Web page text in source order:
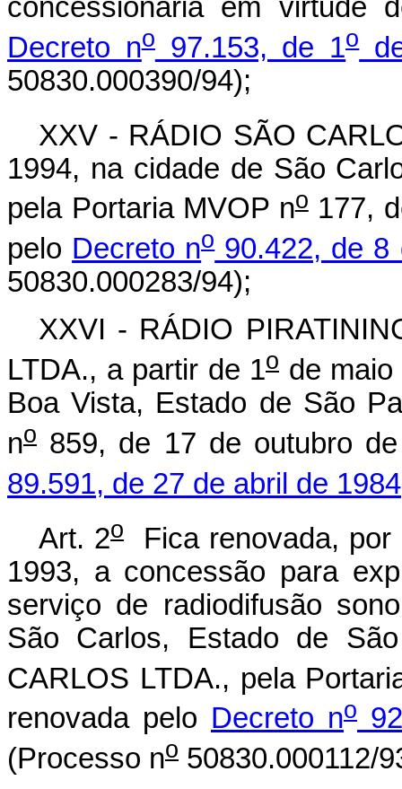
concessionária em virtude
Decreto no97.153, de 1o
50830.000390/94);
XXV - RÁDIO SÃO
1994, na cidade de São
pela Portaria MVOP no177,
pelo Decreto no90.422, de 8
50830.000283/94);
XXVI - RÁDIO
LTDA., a partir de 1o de
Boa Vista, Estado de São
no 859, de 17 de outubro
89.591, de 27 de abril de 1984
Art. 2o
Fica renovada,
1993, a concessão para
serviço de radiodifusão
São Carlos, Estado de
CARLOS LTDA., pela
renovada pelo Decreto no
(Processo no 50830.000112/